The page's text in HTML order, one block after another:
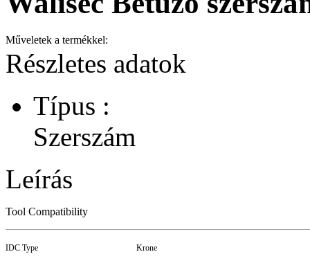
Műveletek a termékkel:
Részletes adatok
Típus :
Szerszám
Leírás
Tool Compatibility
IDC Type Krone